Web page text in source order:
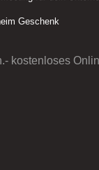
Geschenk
kostenloses